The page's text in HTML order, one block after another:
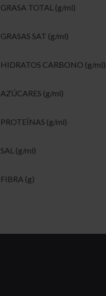
GRASA TOTAL (g/ml)
GRASAS SAT (g/ml)
HIDRATOS CARBONO (g/ml)
AZÚCARES (g/ml)
PROTEÍNAS (g/ml)
SAL (g/ml)
FIBRA (g)